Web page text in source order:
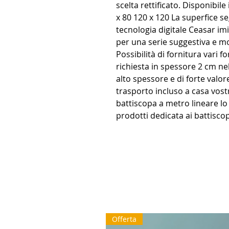
scelta rettificato. Disponibile
x 80 120 x 120 La superfice
tecnologia digitale Ceasar
per una serie suggestiva e
Possibilità di fornitura vari
richiesta in spessore 2 cm
alto spessore e di forte
trasporto incluso a casa
battiscopa a metro lineare
prodotti dedicata ai
Offerta